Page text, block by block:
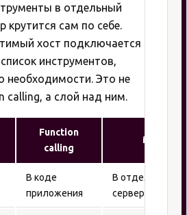
в отдельный
крутится сам по себе.
хост подключается
инструментов,
необходимости. Это не
calling, а слой над ним.
Function
calling
MCP
В коде
приложения
В отдельном
сервере